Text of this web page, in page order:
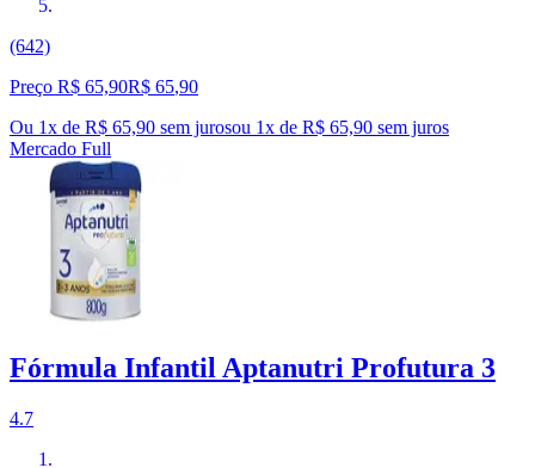
(642)
Preço R$ 65,90R$ 65,90
Ou 1x de R$ 65,90 sem jurosou 1x de R$ 65,90 sem juros
Mercado Full
Fórmula Infantil Aptanutri Profutura 3
4.7